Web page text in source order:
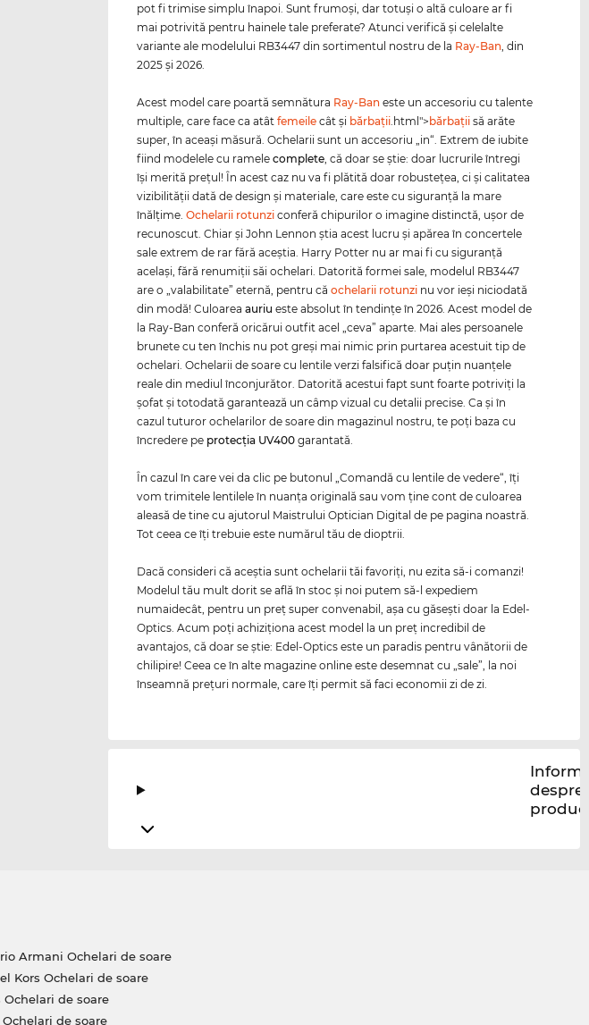
pot fi trimise simplu înapoi. Sunt frumoşi, dar totuşi o altă culoare ar fi
mai potrivită pentru hainele tale preferate? Atunci verifică şi celelalte
variante ale modelului RB3447 din sortimentul nostru de la Ray-Ban , din
2025 şi 2026.
Acest model care poartă semnătura Ray-Ban este un accesoriu cu talente
multiple, care face ca atâtfemeile cât şi bărbaţii .html">bărbaţii să arăte
super, în aceaşi măsură. Ochelarii sunt un accesoriu „in“. Extrem de iubite
fiind modelele cu ramelecomplete , că doar se ştie: doar lucrurile întregi
îşi merită preţul! În acest caz nu va fi plătită doar robusteţea, ci şi calitatea
vizibilităţii dată de design şi materiale, care este cu siguranţă la mare
înălţime.Ochelarii rotunzi conferă chipurilor o imagine distinctă, uşor de
recunoscut. Chiar şi John Lennon ştia acest lucru şi apărea în concertele
sale extrem de rar fără aceştia. Harry Potter nu ar mai fi cu siguranţă
acelaşi, fără renumiţii săi ochelari. Datorită formei sale, modelul RB3447
are o „valabilitate” eternă, pentru căochelarii rotunzi nu vor ieşi niciodată
din modă! Culoareaauriu este absolut în tendinţe în 2026. Acest model de
la Ray-Ban conferă oricărui outfit acel „ceva” aparte. Mai ales persoanele
brunete cu ten închis nu pot greşi mai nimic prin purtarea acestuit tip de
ochelari. Ochelarii de soare cu lentile verzi falsifică doar puţin nuanţele
reale din mediul înconjurător. Datorită acestui fapt sunt foarte potriviţi la
şofat şi totodată garantează un câmp vizual cu detalii precise. Ca și în
cazul tuturor ochelarilor de soare din magazinul nostru, te poți baza cu
încredere pe protecția UV400 garantată.
În cazul în care vei da clic pe butonul „Comandă cu lentile de vedere“, îţi
vom trimitele lentilele în nuanţa originală sau vom ţine cont de culoarea
aleasă de tine cu ajutorul Maistrului Optician Digital de pe pagina noastră.
Tot ceea ce îţi trebuie este numărul tău de dioptrii.
Dacă consideri că aceştia sunt ochelarii tăi favoriţi, nu ezita să-i comanzi!
Modelul tău mult dorit se află în stoc şi noi putem să-l expediem
numaidecât, pentru un preţ super convenabil, aşa cu găseşti doar la Edel-
Optics. Acum poţi achiziţiona acest model la un preţ incredibil de
avantajos, că doar se ştie: Edel-Optics este un paradis pentru vânătorii de
chilipire! Ceea ce în alte magazine online este desemnat cu „sale”, la noi
înseamnă preţuri normale, care îţi permit să faci economii zi de zi.
despre
Armani Ochelari de soare
Kors Ochelari de soare
Ochelari de soare
Ochelari de soare